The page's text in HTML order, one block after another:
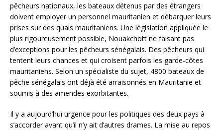
pêcheurs nationaux, les bateaux détenus par des étrangers
doivent employer un personnel mauritanien et débarquer leurs
prises sur des quais mauritaniens. Une législation appliquée le
plus rigoureusement possible, Nouakchott ne faisant pas
d’exceptions pour les pêcheurs sénégalais. Des pêcheurs qui
tentent leurs chances et qui croisent parfois les garde-côtes
mauritaniens. Selon un spécialiste du sujet, 4800 bateaux de
pêche sénégalais ont déjà été arraisonnés en Mauritanie et
soumis à des amendes exorbitantes.
Il y a aujourd’hui urgence pour les politiques des deux pays à
s’accorder avant qu’il n’y ait d’autres drames. La mise au repos